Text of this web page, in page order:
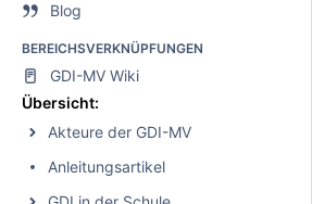
Blog
BEREICHSVERKNÜPFUNGEN
GDI-MV Wiki
Übersicht:
Akteure der GDI-MV
Anleitungsartikel